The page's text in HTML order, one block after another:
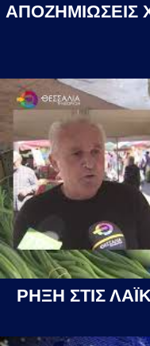
ΑΠΟΖΗΜΙΩΣΕΙΣ
ΡΗΞΗ ΣΤΙΣ